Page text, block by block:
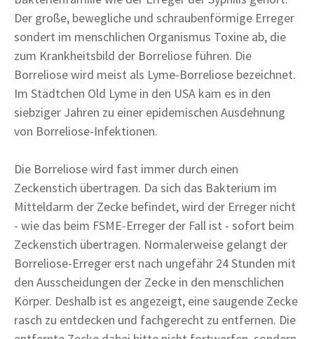
Der große, bewegliche und schraubenförmige Erreger
sondert im menschlichen Organismus Toxine ab, die
zum Krankheitsbild der Borreliose führen. Die
Borreliose wird meist als Lyme-Borreliose bezeichnet.
Im Städtchen Old Lyme in den USA kam es in den
siebziger Jahren zu einer epidemischen Ausdehnung
von Borreliose-Infektionen.
Die Borreliose wird fast immer durch einen
Zeckenstich übertragen. Da sich das Bakterium im
Mitteldarm der Zecke befindet, wird der Erreger nicht
- wie das beim FSME-Erreger der Fall ist - sofort beim
Zeckenstich übertragen. Normalerweise gelangt der
Borreliose-Erreger erst nach ungefähr 24 Stunden mit
den Ausscheidungen der Zecke in den menschlichen
Körper. Deshalb ist es angezeigt, eine saugende Zecke
rasch zu entdecken und fachgerecht zu entfernen. Die